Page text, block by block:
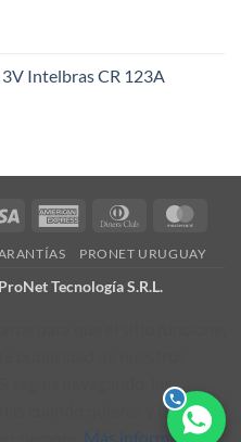
Intelbras CR 123A
Visa
American
Dinners
PRONET URUGUAY
ProNet Tecnología S.R.L.
seguís navegando, las
cuando quieras y las
Más información